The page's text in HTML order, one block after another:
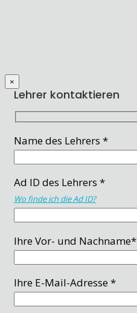
×
Lehrer kontaktieren
Name des Lehrers *
Ad ID des Lehrers *
Wo finde ich die Ad ID?
Ihre Vor- und Nachname*
Ihre E-Mail-Adresse *